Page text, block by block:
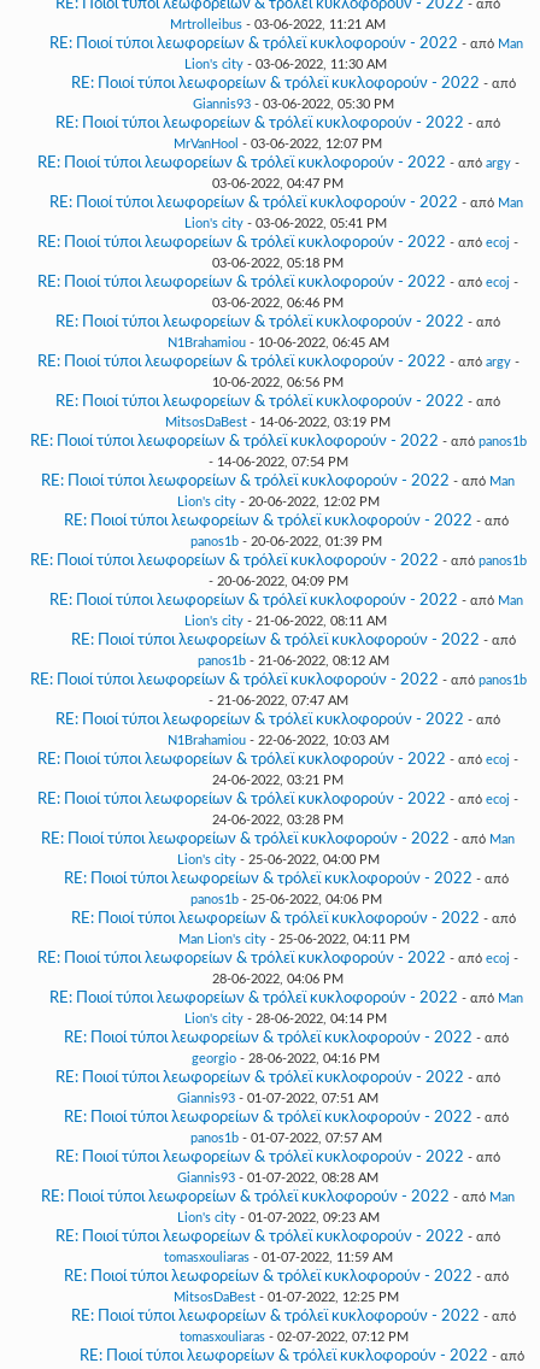
RE: Ποιοί τύποι λεωφορείων & τρόλεϊ κυκλοφορούν - 2022 - από
Mrtrolleibus - 03-06-2022, 11:21 AM
RE: Ποιοί τύποι λεωφορείων & τρόλεϊ κυκλοφορούν - 2022 - από Man
Lion's city - 03-06-2022, 11:30 AM
RE: Ποιοί τύποι λεωφορείων & τρόλεϊ κυκλοφορούν - 2022 - από
Giannis93 - 03-06-2022, 05:30 PM
RE: Ποιοί τύποι λεωφορείων & τρόλεϊ κυκλοφορούν - 2022 - από
MrVanHool - 03-06-2022, 12:07 PM
RE: Ποιοί τύποι λεωφορείων & τρόλεϊ κυκλοφορούν - 2022 - από argy-
03-06-2022, 04:47 PM
RE: Ποιοί τύποι λεωφορείων & τρόλεϊ κυκλοφορούν - 2022 - από Man
Lion's city - 03-06-2022, 05:41 PM
RE: Ποιοί τύποι λεωφορείων & τρόλεϊ κυκλοφορούν - 2022 - από ecoj -
03-06-2022, 05:18 PM
RE: Ποιοί τύποι λεωφορείων & τρόλεϊ κυκλοφορούν - 2022 - από ecoj -
03-06-2022, 06:46 PM
RE: Ποιοί τύποι λεωφορείων & τρόλεϊ κυκλοφορούν - 2022 - από
N1Brahamiou- 10-06-2022, 06:45 AM
RE: Ποιοί τύποι λεωφορείων & τρόλεϊ κυκλοφορούν - 2022 - από argy-
10-06-2022, 06:56 PM
RE: Ποιοί τύποι λεωφορείων & τρόλεϊ κυκλοφορούν - 2022 - από
MitsosDaBest - 14-06-2022, 03:19 PM
RE: Ποιοί τύποι λεωφορείων & τρόλεϊ κυκλοφορούν - 2022 - από panos1b
- 14-06-2022, 07:54 PM
RE: Ποιοί τύποι λεωφορείων & τρόλεϊ κυκλοφορούν - 2022 - από Man
Lion's city- 20-06-2022, 12:02 PM
RE: Ποιοί τύποι λεωφορείων & τρόλεϊ κυκλοφορούν - 2022 - από
panos1b- 20-06-2022, 01:39 PM
RE: Ποιοί τύποι λεωφορείων & τρόλεϊ κυκλοφορούν - 2022 - από panos1b
- 20-06-2022, 04:09 PM
RE: Ποιοί τύποι λεωφορείων & τρόλεϊ κυκλοφορούν - 2022 - από Man
Lion's city - 21-06-2022, 08:11 AM
RE: Ποιοί τύποι λεωφορείων & τρόλεϊ κυκλοφορούν - 2022 - από
panos1b - 21-06-2022, 08:12 AM
RE: Ποιοί τύποι λεωφορείων & τρόλεϊ κυκλοφορούν - 2022 - από panos1b
- 21-06-2022, 07:47 AM
RE: Ποιοί τύποι λεωφορείων & τρόλεϊ κυκλοφορούν - 2022 - από
N1Brahamiou- 22-06-2022, 10:03 AM
RE: Ποιοί τύποι λεωφορείων & τρόλεϊ κυκλοφορούν - 2022 - από ecoj -
24-06-2022, 03:21 PM
RE: Ποιοί τύποι λεωφορείων & τρόλεϊ κυκλοφορούν - 2022 - από ecoj -
24-06-2022, 03:28 PM
RE: Ποιοί τύποι λεωφορείων & τρόλεϊ κυκλοφορούν - 2022 - από Man
Lion's city- 25-06-2022, 04:00 PM
RE: Ποιοί τύποι λεωφορείων & τρόλεϊ κυκλοφορούν - 2022 - από
panos1b- 25-06-2022, 04:06 PM
RE: Ποιοί τύποι λεωφορείων & τρόλεϊ κυκλοφορούν - 2022 - από
Man Lion's city- 25-06-2022, 04:11 PM
RE: Ποιοί τύποι λεωφορείων & τρόλεϊ κυκλοφορούν - 2022 - από ecoj -
28-06-2022, 04:06 PM
RE: Ποιοί τύποι λεωφορείων & τρόλεϊ κυκλοφορούν - 2022 - από Man
Lion's city - 28-06-2022, 04:14 PM
RE: Ποιοί τύποι λεωφορείων & τρόλεϊ κυκλοφορούν - 2022 - από
georgio - 28-06-2022, 04:16 PM
RE: Ποιοί τύποι λεωφορείων & τρόλεϊ κυκλοφορούν - 2022 - από
Giannis93 - 01-07-2022, 07:51 AM
RE: Ποιοί τύποι λεωφορείων & τρόλεϊ κυκλοφορούν - 2022 - από
panos1b- 01-07-2022, 07:57 AM
RE: Ποιοί τύποι λεωφορείων & τρόλεϊ κυκλοφορούν - 2022 - από
Giannis93 - 01-07-2022, 08:28 AM
RE: Ποιοί τύποι λεωφορείων & τρόλεϊ κυκλοφορούν - 2022 - από Man
Lion's city- 01-07-2022, 09:23 AM
RE: Ποιοί τύποι λεωφορείων & τρόλεϊ κυκλοφορούν - 2022 - από
tomasxouliaras- 01-07-2022, 11:59 AM
RE: Ποιοί τύποι λεωφορείων & τρόλεϊ κυκλοφορούν - 2022 - από
MitsosDaBest- 01-07-2022, 12:25 PM
RE: Ποιοί τύποι λεωφορείων & τρόλεϊ κυκλοφορούν - 2022 - από
tomasxouliaras- 02-07-2022, 07:12 PM
RE: Ποιοί τύποι λεωφορείων & τρόλεϊ κυκλοφορούν - 2022 - από